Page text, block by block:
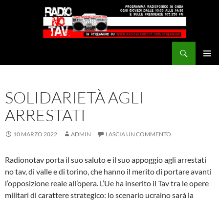
SOLIDARIETÀ AGLI
ARRESTATI
10 MARZO 2022 ADMIN LASCIA UN COMMENTO
Radionotav porta il suo saluto e il suo appoggio agli arrestati
no tav, di valle e di torino, che hanno il merito di portare avanti
l’opposizione reale all’opera. L’Ue ha inserito il Tav tra le opere
militari di carattere strategico: lo scenario ucraino sarà la